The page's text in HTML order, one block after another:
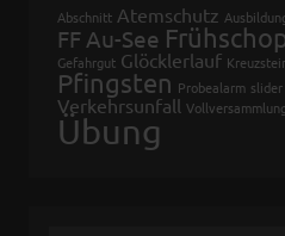
Abschnitt Atemschutz
FF Au-See
Gefahrgut Glöcklerlauf
Pfingsten Probealarm slider
Verkehrsunfall Vollversammlung
Übung